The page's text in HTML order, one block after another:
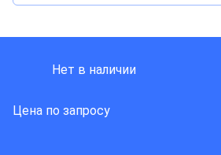
Нет в наличии
Цена по запросу